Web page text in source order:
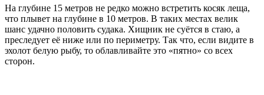
На глубине 15 метров не редко можно встретить косяк леща,
что плывет на глубине в 10 метров. В таких местах велик
шанс удачно половить судака. Хищник не суётся в стаю, а
преследует её ниже или по периметру. Так что, если видите в
эхолот белую рыбу, то облавливайте это «пятно» со всех
сторон.